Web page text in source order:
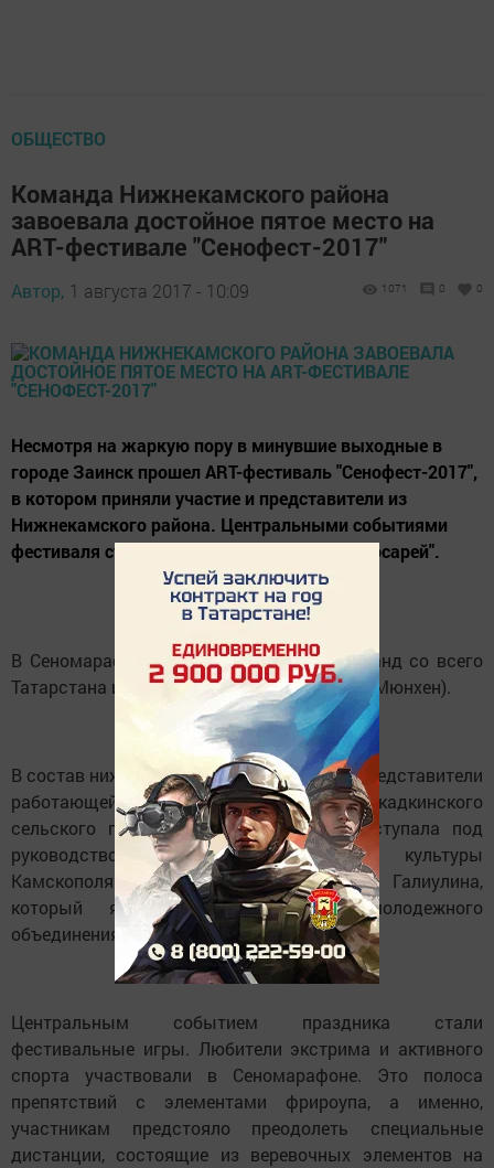
ОБЩЕСТВО
Команда Нижнекамского района
завоевала достойное пятое место на
ART-фестивале "Сенофест-2017"
Автор, 1 августа 2017 - 10:09 1071 0 0
Несмотря на жаркую пору в минувшие выходные в
городе Заинск прошел ART-фестиваль "Сенофест-2017",
в котором приняли участие и представители из
Нижнекамского района. Центральными событиями
фестиваля стали "Сеномарафон" и "Битва косарей".
В Сеномарафоне приняли участие 16 команд со всего
Татарстана и одна команда из Германии (г.Мюнхен).
В состав нижнекамской команды вошли представители
работающей и сельской молодежи Краснокадкинского
сельского поселения НМР. Команда выступала под
руководством учителя физической культуры
Камскополянской школы №1 Ильназа Галиулина,
который является председателем молодежного
объединения Нижнекамского района.
Центральным событием праздника стали
фестивальные игры. Любители экстрима и активного
спорта участвовали в Сеномарафоне. Это полоса
препятствий с элементами фрироупа, а именно,
участникам предстояло преодолеть специальные
дистанции, состоящие из веревочных элементов на